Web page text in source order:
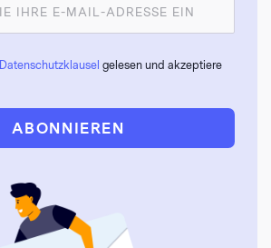
Datenschutzklausel gelesen und akzeptiere
ABONNIEREN